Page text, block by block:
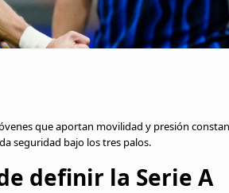
que aportan movilidad y presión
seguridad bajo los tres palos.
definir la Serie A